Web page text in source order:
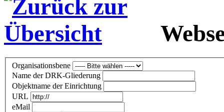
Organisationsbene
Name der DRK-Gliederung
Objektname der Einrichtung
URL
eMail